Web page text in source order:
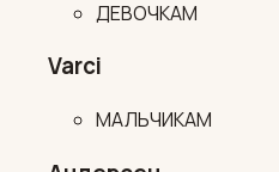
ДЕВОЧКАМ
Varci
МАЛЬЧИКАМ